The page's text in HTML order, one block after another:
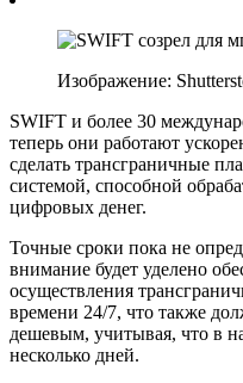
Изображение:
SWIFT и более 30
теперь они работают
сделать трансграничные
системой, способной
цифровых денег.
Точные сроки пока не
внимание будет уделено
осуществления
времени 24/7, что также
дешевым, учитывая, что в
несколько дней.